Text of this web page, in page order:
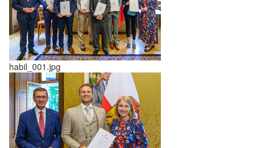
habil_001.jpg